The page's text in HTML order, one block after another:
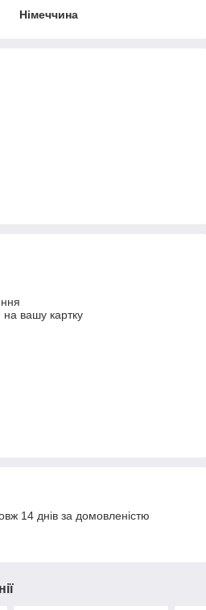
Німеччина
на вашу картку
14 днів за домовленістю